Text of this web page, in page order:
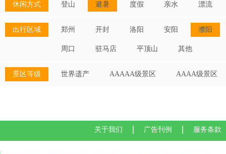
休闲方式 登山 避暑 度假 亲水 漂流
出行区域 郑州 开封 洛阳 安阳 濮阳
周口 驻马店 平顶山 其他
景区等级 世界遗产 AAAAA级景区 AAAA级景区
关于我们 广告刊例 服务条款